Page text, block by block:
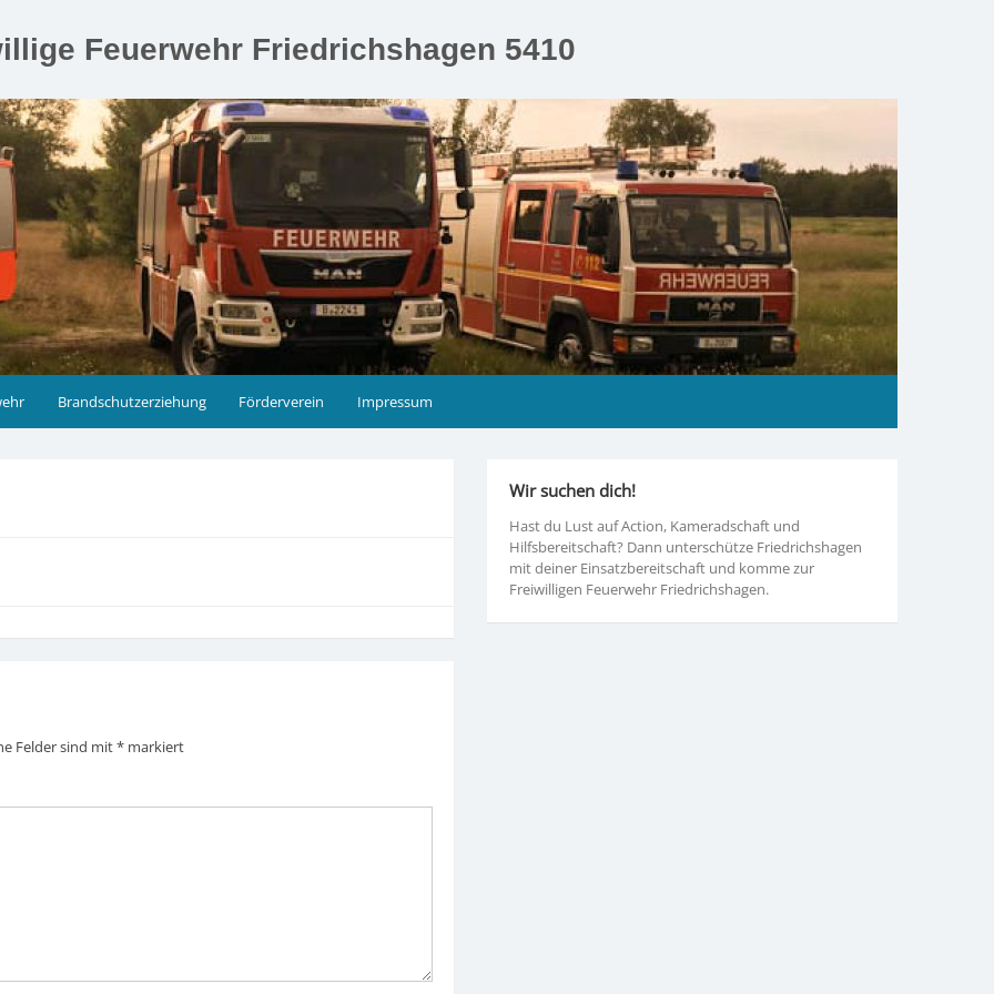
Feuerwehr Friedrichshagen 5410
Brandschutzerziehung Förderverein Impressum
Felder sind mit*markiert
Wir suchen dich!
Hast du Lust auf Action, Kameradschaft und
Hilfsbereitschaft? Dann unterschütze Friedrichshagen
mit deiner Einsatzbereitschaft und komme zur
Freiwilligen Feuerwehr Friedrichshagen.